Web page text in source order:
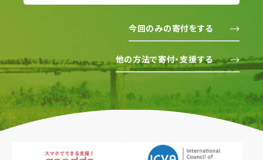
今回のみの寄付をする
他の方法で寄付・支援する